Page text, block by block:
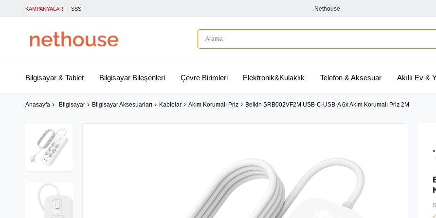
KAMPANYALAR SSS Nethouse
Bilgisayar & Tablet Bilgisayar Bileşenleri Çevre Birimleri Elektronik&Kulaklık Telefon & Aksesuar Akıllı Ev &
Anasayfa Bilgisayar Bilgisayar Aksesuarları Kablolar Akım Korumalı Priz Belkin SRB002VF2M USB-C-USB-A 6x Akım Korumalı Priz 2M